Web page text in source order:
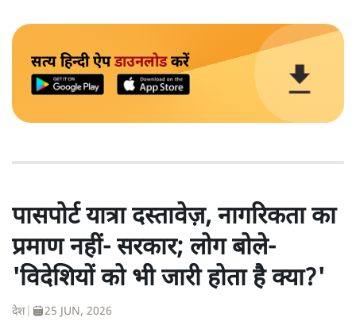
सत्य हिन्दी ऐपडाउनलोडकरें
पासपोर्ट यात्रा दस्तावेज़, नागरिकता का
प्रमाण नहीं- सरकार; लोग बोले-
'विदेशियों को भी जारी होता है क्या?'
देश 25 JUN, 2026